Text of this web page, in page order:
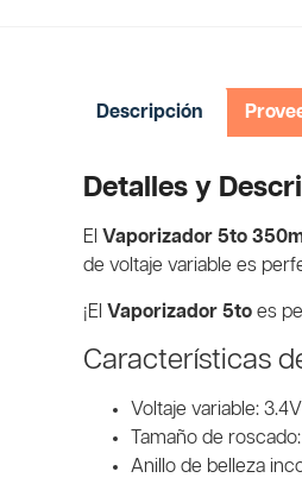
Descripción
Detalles y
El Vaporizador 5to
de voltaje variable es
¡El Vaporizador 5to es
Características
Voltaje variable:
Tamaño de
Anillo de belleza